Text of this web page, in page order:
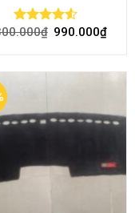
Rated 4.54
₫ 990.000₫